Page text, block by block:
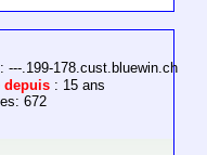
---.199-178.cust.bluewin.ch
depuis : 15 ans
672